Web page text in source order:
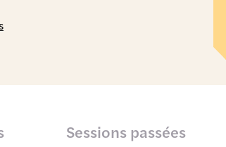
Sessions passées